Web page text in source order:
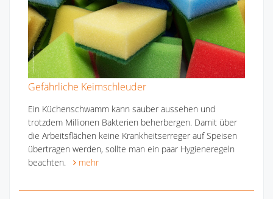
Gefährliche Keimschleuder
Ein Küchenschwamm kann sauber aussehen und
trotzdem Millionen Bakterien beherbergen. Damit über
die Arbeitsflächen keine Krankheitserreger auf Speisen
übertragen werden, sollte man ein paar Hygieneregeln
beachten.
mehr